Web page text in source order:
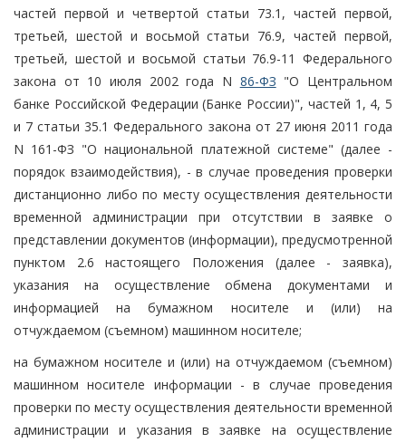
частей первой и четвертой статьи 73.1, частей первой,
третьей, шестой и восьмой статьи 76.9, частей первой,
третьей, шестой и восьмой статьи 76.9-11 Федерального
закона от 10 июля 2002 года N 86-ФЗ "О Центральном
банке Российской Федерации (Банке России)", частей 1, 4, 5
и 7 статьи 35.1 Федерального закона от 27 июня 2011 года
N 161-ФЗ "О национальной платежной системе" (далее -
порядок взаимодействия), - в случае проведения проверки
дистанционно либо по месту осуществления деятельности
временной администрации при отсутствии в заявке о
представлении документов (информации), предусмотренной
пунктом 2.6 настоящего Положения (далее - заявка),
указания на осуществление обмена документами и
информацией на бумажном носителе и (или) на
отчуждаемом (съемном) машинном носителе;
на бумажном носителе и (или) на отчуждаемом (съемном)
машинном носителе информации - в случае проведения
проверки по месту осуществления деятельности временной
администрации и указания в заявке на осуществление